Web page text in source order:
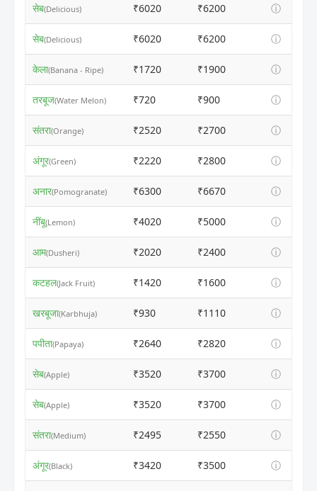
सेब(Delicious) ₹6020 ₹6200 ⓘ
सेब(Delicious) ₹6020 ₹6200 ⓘ
केला(Banana - Ripe) ₹1720 ₹1900 ⓘ
तरबूज(Water Melon) ₹720 ₹900 ⓘ
संतरा(Orange) ₹2520 ₹2700 ⓘ
अंगूर(Green) ₹2220 ₹2800 ⓘ
अनार(Pomogranate) ₹6300 ₹6670 ⓘ
नींबू(Lemon) ₹4020 ₹5000 ⓘ
आम(Dusheri) ₹2020 ₹2400 ⓘ
कटहल(Jack Fruit) ₹1420 ₹1600 ⓘ
खरबूजा(Karbhuja) ₹930 ₹1110 ⓘ
पपीता(Papaya) ₹2640 ₹2820 ⓘ
सेब(Apple) ₹3520 ₹3700 ⓘ
सेब(Apple) ₹3520 ₹3700 ⓘ
संतरा(Medium) ₹2495 ₹2550 ⓘ
अंगूर(Black) ₹3420 ₹3500 ⓘ